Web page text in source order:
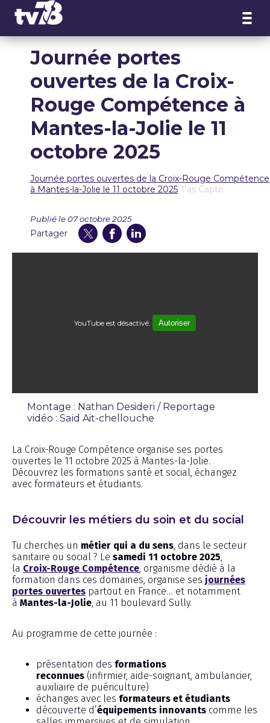
Journée portes
ouvertes de la Croix-
Rouge Compétence à
Mantes-la-Jolie le 11
octobre 2025
Journée portes ouvertes de la Croix-Rouge Compétence
à Mantes-la-Jolie le 11 octobre 2025 T'as Capté
Publié le 07 octobre 2025
Partager
YouTube est désactivé. Autoriser
Montage : Nathan Desideri / Reportage
vidéo : Saïd Ait-chellouche
La Croix-Rouge Compétence organise ses portes
ouvertes le 11 octobre 2025 à Mantes-la-Jolie.
Découvrez les formations santé et social, échangez
avec formateurs et étudiants.
Découvrir les métiers du soin et du social
Tu cherches un métier qui a du sens , dans le secteur
sanitaire ou social ? Le samedi 11 octobre 2025
la Croix-Rouge Compétence , organisme dédié à la
formation dans ces domaines, organise ses journées
portes ouvertes partout en France… et notamment
à Mantes-la-Jolie , au 11 boulevard Sully.
Au programme de cette journée :
présentation des formations
reconnues (infirmier, aide-soignant, ambulancier,
auxiliaire de puériculture)
échanges avec les formateurs et étudiants
découverte d’équipements innovants comme les
Panneau de gestion des cookies